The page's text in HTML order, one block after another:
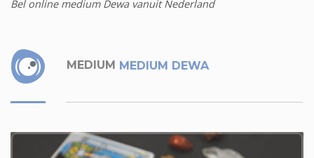
Bel online medium Dewa vanuit Nederland
MEDIUM MEDIUM DEWA